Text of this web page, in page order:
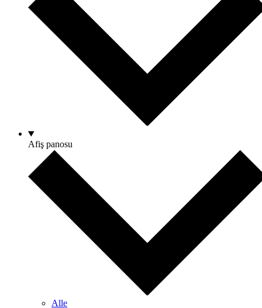
Afiş panosu
Alle